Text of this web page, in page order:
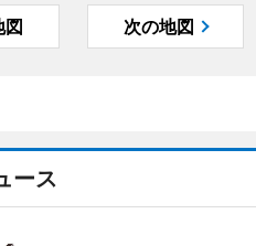
図 次の地図
ース